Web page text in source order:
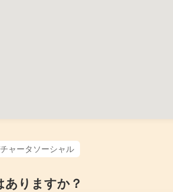
ャータソーシャル
りますか？